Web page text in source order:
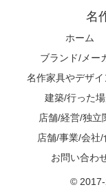
名
ホーム
ブランド/メー
名作家具やデザ
建築/行った
店舗/経営/独立
店舗/事業/会社/
お問い合わ
© 2017-